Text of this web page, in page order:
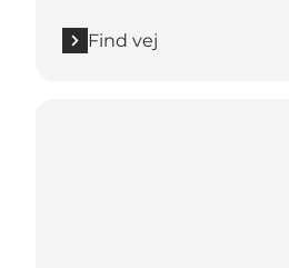
Find vej